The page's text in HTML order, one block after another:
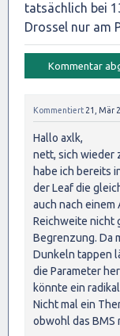
tatsächlich bei
Drossel nur am
Kommentiert 21, Mär
Hallo axlk,
nett, sich wieder
habe ich bereits
der Leaf die
auch nach einem
Reichweite nicht
Begrenzung. Da
Dunkeln tappen
die Parameter
könnte ein
Nicht mal ein
obwohl das BMS